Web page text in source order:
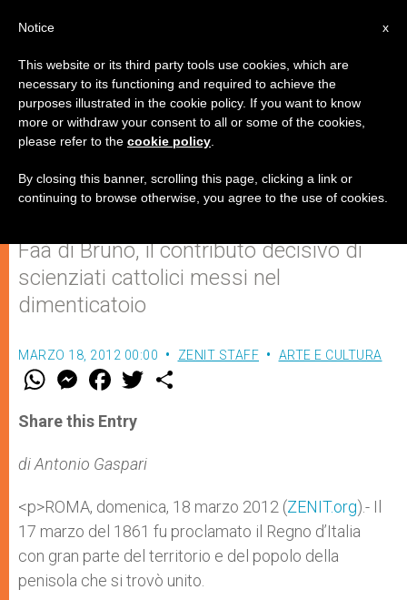
Gli scienziati cattolici che hanno
fatto lItalia
Faà di Bruno, il contributo decisivo di
scienziati cattolici messi nel
dimenticatoio
MARZO 18, 2012 00:00 ZENIT STAFF ARTE E CULTURA
W
t
s
p
p
M
e
s
e
g
e
F
a
e
b
o
k
w
Share this Entry
di Antonio Gaspari
<p>ROMA, domenica, 18 marzo 2012 (ZENIT.org).- Il
17 marzo del 1861 fu proclamato il Regno d’Italia
con gran parte del territorio e del popolo della
penisola che si trovò unito.
x
Notice
This website or its third party tools use cookies, which are
necessary to its functioning and required to achieve the
purposes illustrated in the cookie policy. If you want to know
more or withdraw your consent to all or some of the cookies,
please refer to the cookie policy
By closing this banner, scrolling this page, clicking a link or
continuing to browse otherwise, you agree to the use of cookies.